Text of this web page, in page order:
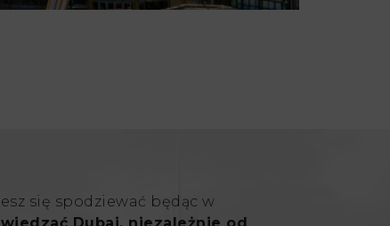
się spodziewać będąc w